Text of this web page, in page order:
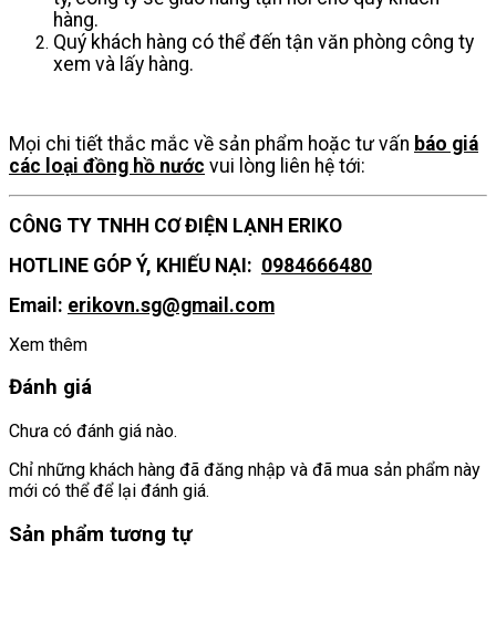
hàng.
Quý khách hàng có thể đến tận văn phòng công ty
xem và lấy hàng.
Mọi chi tiết thắc mắc về sản phẩm hoặc tư vấn báo giá
các loại đồng hồ nước vui lòng liên hệ tới:
CÔNG TY TNHH CƠ ĐIỆN LẠNH ERIKO
HOTLINE GÓP Ý, KHIẾU NẠI: 0984666480
Email: erikovn.sg@gmail.com
Xem thêm
Đánh giá
Chưa có đánh giá nào.
Chỉ những khách hàng đã đăng nhập và đã mua sản phẩm này
mới có thể để lại đánh giá.
Sản phẩm tương tự